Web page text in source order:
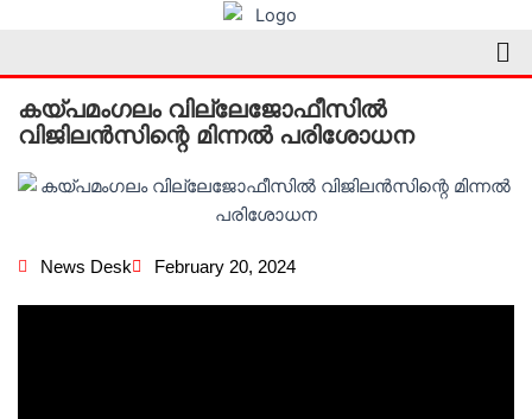
content
കയ്പമംഗലം വില്ലേജോഫീസിൽ
വിജിലൻസിന്റെ മിന്നൽ പരിശോധന
News Desk February 20, 2024